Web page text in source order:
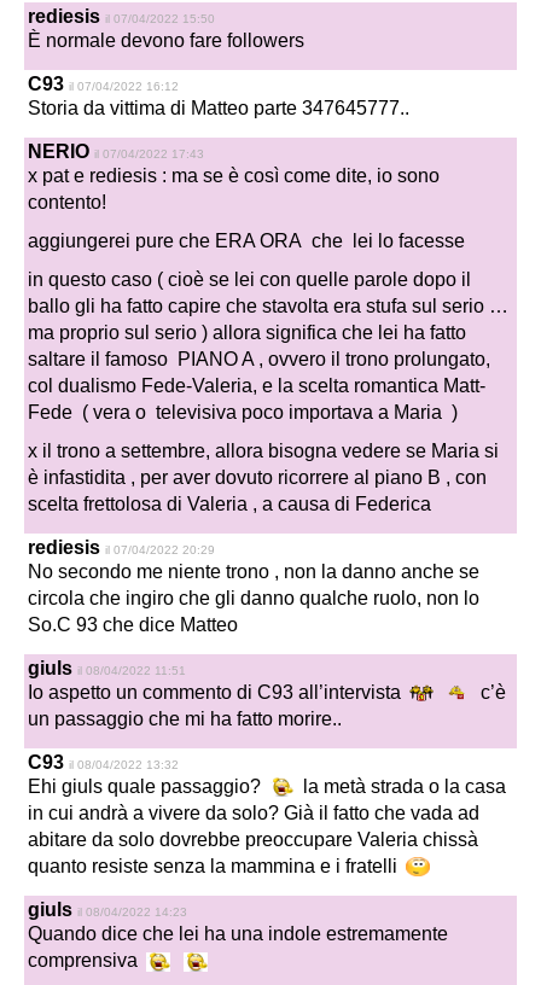
rediesis il 07/04/2022 15:50
È normale devono fare followers
C93 il 07/04/2022 16:12
Storia da vittima di Matteo parte 347645777..
NERIO il 07/04/2022 17:43
x pat e rediesis : ma se è così come dite, io sono
contento!
aggiungerei pure che ERA ORA che lei lo facesse
in questo caso ( cioè se lei con quelle parole dopo il
ballo gli ha fatto capire che stavolta era stufa sul serio …
ma proprio sul serio ) allora significa che lei ha fatto
saltare il famoso PIANO A , ovvero il trono prolungato,
col dualismo Fede-Valeria, e la scelta romantica Matt-
Fede ( vera o televisiva poco importava a Maria )
x il trono a settembre, allora bisogna vedere se Maria si
è infastidita , per aver dovuto ricorrere al piano B , con
scelta frettolosa di Valeria , a causa di Federica
rediesis il 07/04/2022 20:29
No secondo me niente trono , non la danno anche se
circola che ingiro che gli danno qualche ruolo, non lo
So.C 93 che dice Matteo
giuls il 08/04/2022 11:51
Io aspetto un commento di C93 all’intervista
c’è
un passaggio che mi ha fatto morire..
C93 il 08/04/2022 13:32
Ehi giuls quale passaggio?
la metà strada o la casa
in cui andrà a vivere da solo? Già il fatto che vada ad
abitare da solo dovrebbe preoccupare Valeria chissà
quanto resiste senza la mammina e i fratelli
giuls il 08/04/2022 14:23
Quando dice che lei ha una indole estremamente
comprensiva